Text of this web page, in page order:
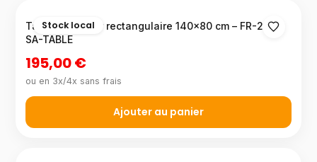
Stock local
Table à manger rectangulaire 140×80 cm – FR-22-
SA-TABLE
195,00 €
ou en 3x/4x sans frais
Ajouter au panier